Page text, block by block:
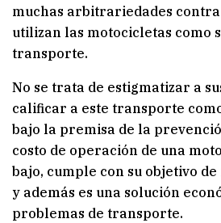
muchas arbitrariedades
utilizan las motocicletas como
transporte.
No se trata de estigmatizar a
calificar a este transporte
bajo la premisa de la
costo de operación de una
bajo, cumple con su objetivo
y además es una solución
problemas de transporte.